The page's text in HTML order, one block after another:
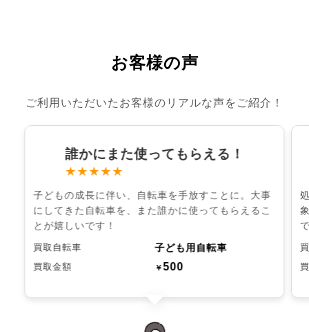
お客様の声
ご利用いただいたお客様のリアルな声をご紹介！
誰かにまた使ってもらえる！
★★★★★
子どもの成長に伴い、自転車を手放すことに。大事
にしてきた自転車を、また誰かに使ってもらえるこ
とが嬉しいです！
買取自転車 子ども用自転車
買取金額 ￥500